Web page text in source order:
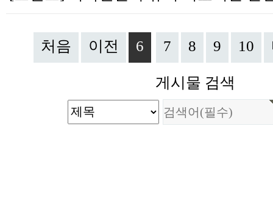
처음 이전 6 7 8 9 10
게시물 검색